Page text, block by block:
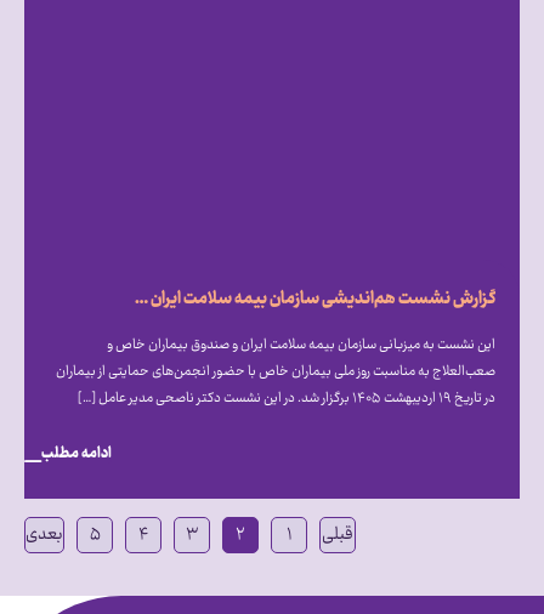
گزارش نشست هم‌‎اندیشی سازمان بیمه سلامت ایران با انجمن‏‌ها، کانون‎‌ها و نهادهای تخصصی حمایت از بیماران خاص و صعب‎‌العلاج
این نشست به میزبانی سازمان بیمه سلامت ایران و صندوق بیماران خاص و
صعب‎‌العلاج به مناسبت روز ملی بیماران خاص با حضور انجمن‎‌های حمایتی از بیماران
در تاریخ ۱۹ اردیبهشت ۱۴۰۵ برگزار شد. در این نشست دکتر ناصحی مدیر عامل […]
ادامه مطلب
قبلی ۱ ۲ ۳ ۴ ۵ بعدی